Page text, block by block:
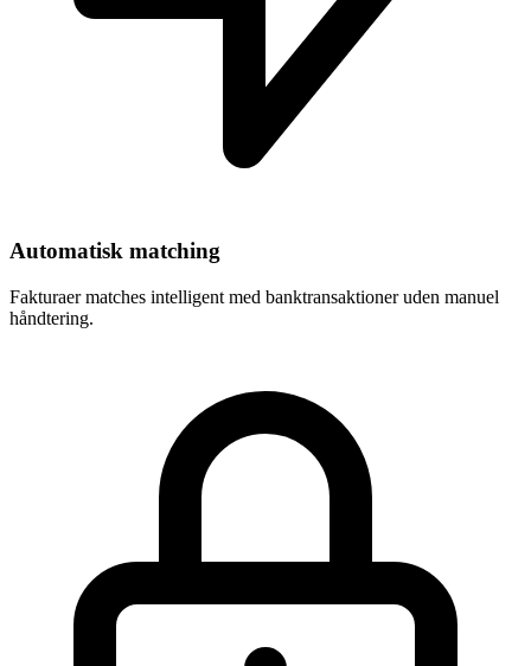
Automatisk matching
Fakturaer matches intelligent med banktransaktioner uden manuel
håndtering.